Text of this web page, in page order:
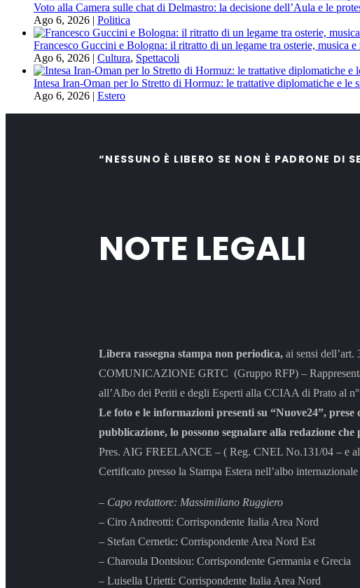
Voto alla Camera sulle chat di Delmastro: la decisione dell’Aula e le
Ago 6, 2026 | Politica
Francesco Guccini e Bologna: il ritratto di un legame tra osterie, musica e
Ago 6, 2026 | Cultura, Spettacoli
Intesa Iran-Oman per lo Stretto di Hormuz: le trattative diplomatiche e le
Ago 6, 2026 | Estero
“NESSUNO È LIBERO SE NON È PADRONE DI
NOTE LEGALI
Libera rassegna stampa non periodica, ai sensi
COMUNICAZIONE GRTC (Gruppo RFP) –
all’Albo dei Periti e degli Esperti alla CCIAA di Prato al
Le foto e le informazioni presenti su “Nuove24”,
pubblicazione, lo possono segnalare alla redazione
Pres. AIG FREELANCE – ( Reg. CNEL No.131/04 – e
Certificato presso la Stampa Estera nell’albo
– Capo redattore: Massimiliano Ruggiero
– Ciro Andreotti: Corrispondente Italia Area Nord
– Stefan Cernetic: Corrispondente Area Nord Est
– Charoula Dontsiou: Corrispondente Germania e Grecia
– Luisella Urietti: Corrispondente Italia Area Nord